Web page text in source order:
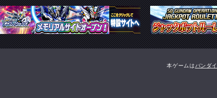
本ゲームは バンダ